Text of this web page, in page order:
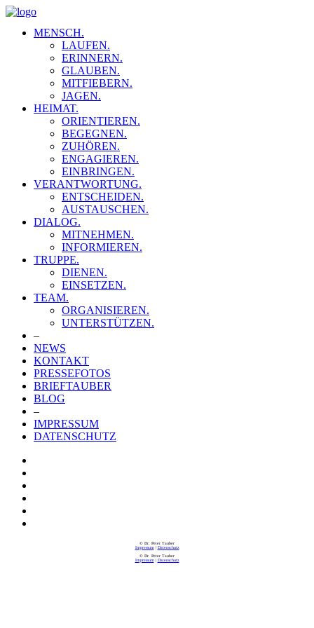
MENSCH.
LAUFEN.
ERINNERN.
GLAUBEN.
MITFIEBERN.
JAGEN.
HEIMAT.
ORIENTIEREN.
BEGEGNEN.
ZUHÖREN.
ENGAGIEREN.
EINBRINGEN.
VERANTWORTUNG.
ENTSCHEIDEN.
AUSTAUSCHEN.
DIALOG.
MITNEHMEN.
INFORMIEREN.
TRUPPE.
DIENEN.
EINSETZEN.
TEAM.
ORGANISIEREN.
UNTERSTÜTZEN.
–
NEWS
KONTAKT
PRESSEFOTOS
BRIEFTAUBER
BLOG
–
IMPRESSUM
DATENSCHUTZ
© Dr. Peter Tauber
Impressum| Datenschutz
© Dr. Peter Tauber
Impressum| Datenschutz